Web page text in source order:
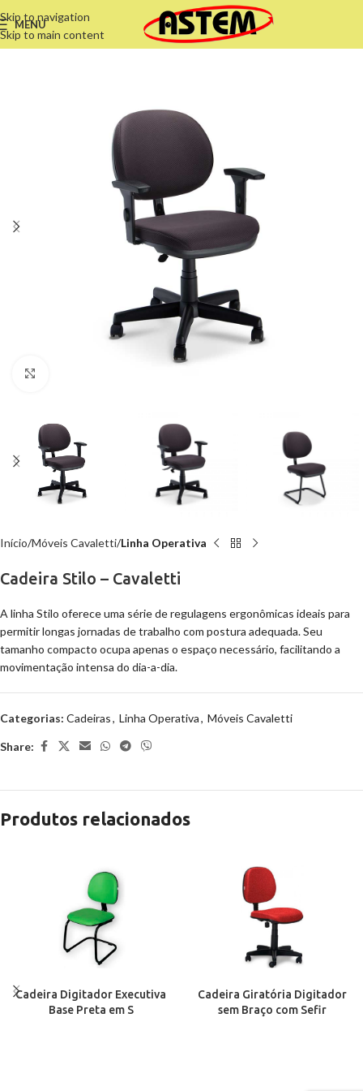
Skip to navigation
Skip to main content
MENU
Início Móveis Cavaletti Linha Operativa
Cadeira Stilo – Cavaletti
A linha Stilo oferece uma série de regulagens ergonômicas ideais para
permitir longas jornadas de trabalho com postura adequada. Seu
tamanho compacto ocupa apenas o espaço necessário, facilitando a
movimentação intensa do dia-a-dia.
Categorias: Cadeiras, Linha Operativa, Móveis Cavaletti
Share:
Produtos relacionados
Cadeira Digitador Executiva
Base Preta em S
Cadeira Giratória Digitador
sem Braço com Sefir